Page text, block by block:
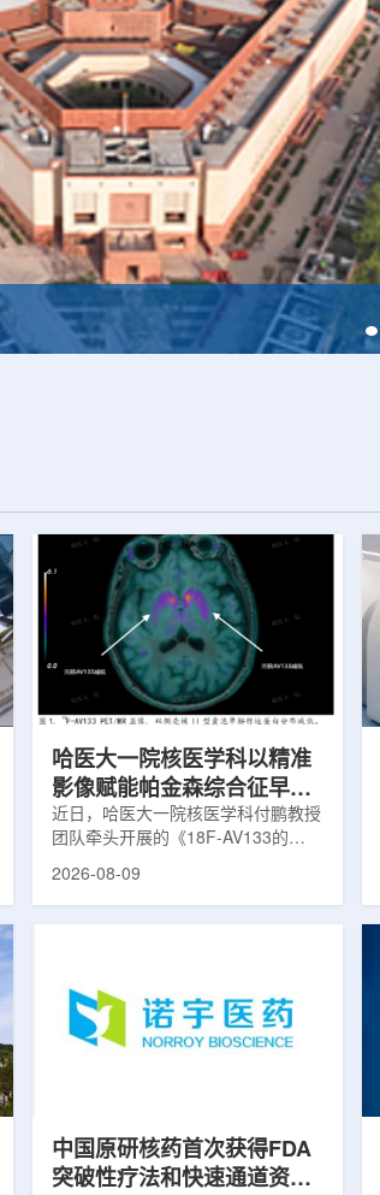
哈医大一院核医学科以精准
影像赋能帕金森综合征早期
诊疗
近日，哈医大一院核医学科付鹏教授
团队牵头开展的《18F-AV133的
PET/MR显像在帕金森病中的临床应
诊断主要依赖症状评估和经验判断，
对于早期阶段、非典型病例以及疾病
鉴别诊断仍存在一定挑战。该技术的
推广应用，标志着哈医大一院在神经
2026-08-09
中国原研核药首次获得FDA
突破性疗法和快速通道资格